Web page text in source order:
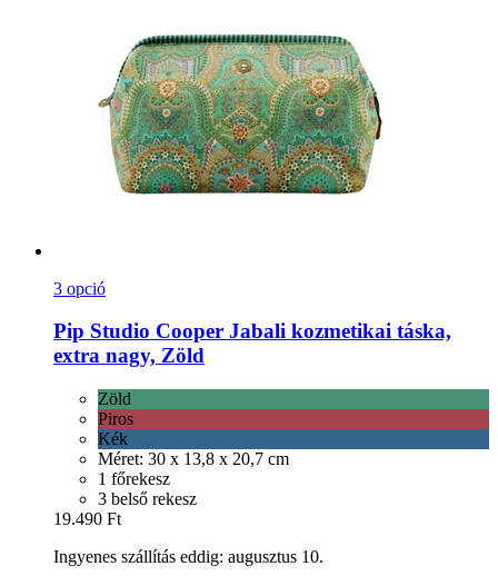
3 opció
Pip Studio Cooper Jabali kozmetikai táska,
extra nagy, Zöld
Zöld
Piros
Kék
Méret: 30 x 13,8 x 20,7 cm
1 főrekesz
3 belső rekesz
19.490 Ft
Ingyenes szállítás eddig: augusztus 10.